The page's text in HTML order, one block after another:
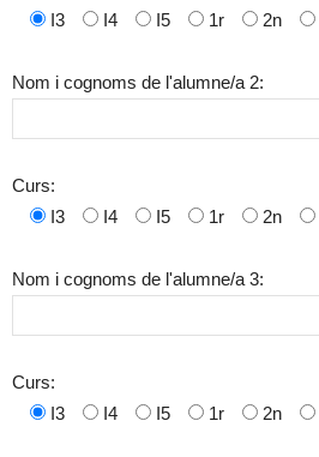
I3
I4 I5 1r 2n
Nom i cognoms de l'alumne/a 2:
Curs:
I3
I4 I5 1r 2n
Nom i cognoms de l'alumne/a 3:
Curs:
I3
I4 I5 1r 2n